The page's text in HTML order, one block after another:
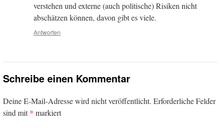
verstehen und externe (auch politische) Risiken nicht
abschätzen können, davon gibt es viele.
Antworten
Schreibe einen Kommentar
Deine E-Mail-Adresse wird nicht veröffentlicht. Erforderliche Felder
sind mit* markiert